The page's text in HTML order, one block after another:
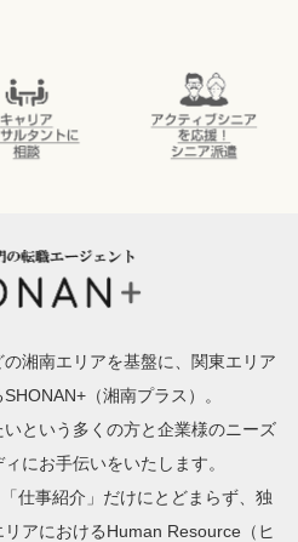
湘南エリアを基盤に、関東エリア
（湘南プラス）。
という多くの方と企業様のニーズ
にお手伝いをいたします。
仕事紹介」だけにとどまらず、独
アにおけるHuman Resource（ヒ